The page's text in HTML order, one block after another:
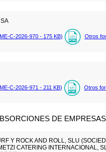
C-2026-970 - 175 KB) Otros
C-2026-971 - 211 KB) Otros
DE EMPRESAS
Y ROCK AND ROLL, SLU
CATERING INTERNACIONAL,